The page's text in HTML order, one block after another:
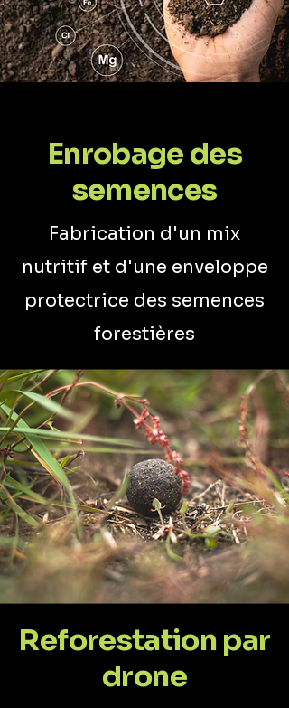
Enrobage des
semences
Fabrication d'un mix
nutritif et d'une enveloppe
protectrice des semences
forestières
Reforestation par
drone